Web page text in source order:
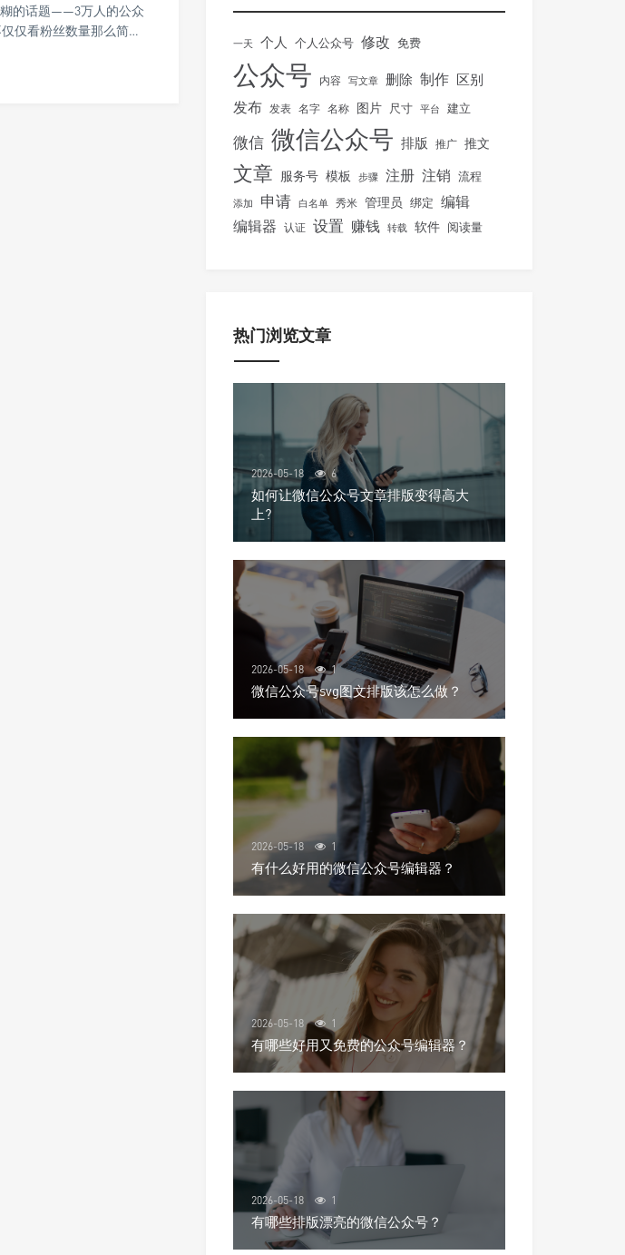
糊的话题——3万人的公众
仅看粉丝数量那么简…
一天 个人 个人公众号 修改 免费
公众号 内容 写文章 删除 制作 区别
发布 发表 名字 名称 图片 尺寸 平台 建立
微信 微信公众号 排版 推广 推文
文章 服务号 模板 步骤 注册 注销 流程
添加 申请 白名单 秀米 管理员 绑定 编辑
编辑器
认证 设置 赚钱 转载 软件 阅读量
热门浏览文章
2026-05-18 6
如何让微信公众号文章排版变得高大
上?
2026-05-18 1
微信公众号svg图文排版该怎么做？
2026-05-18 1
有什么好用的微信公众号编辑器？
2026-05-18 1
有哪些好用又免费的公众号编辑器？
2026-05-18 1
有哪些排版漂亮的微信公众号？